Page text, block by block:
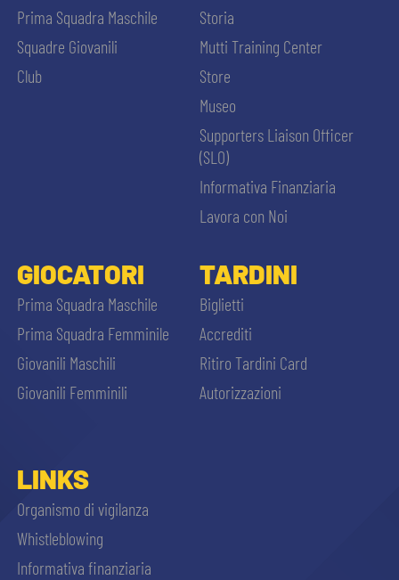
Prima Squadra Maschile
Squadre Giovanili
Club
Storia
Mutti Training Center
Store
Museo
Supporters Liaison Officer
(SLO)
Informativa Finanziaria
Lavora con Noi
GIOCATORI
Prima Squadra Maschile
Prima Squadra Femminile
Giovanili Maschili
Giovanili Femminili
TARDINI
Biglietti
Accrediti
Ritiro Tardini Card
Autorizzazioni
LINKS
Organismo di vigilanza
Whistleblowing
Informativa finanziaria
ACCETTA E SALVA